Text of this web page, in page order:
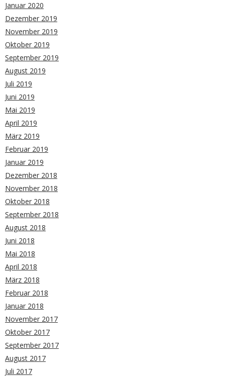
Januar 2020
Dezember 2019
November 2019
Oktober 2019
September 2019
August 2019
Juli 2019
Juni 2019
Mai 2019
April 2019
März 2019
Februar 2019
Januar 2019
Dezember 2018
November 2018
Oktober 2018
September 2018
August 2018
Juni 2018
Mai 2018
April 2018
März 2018
Februar 2018
Januar 2018
November 2017
Oktober 2017
September 2017
August 2017
Juli 2017